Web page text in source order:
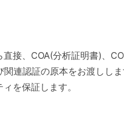
接、COA(分析証明書)、
関連認証の原本をお渡しし
を保証します。